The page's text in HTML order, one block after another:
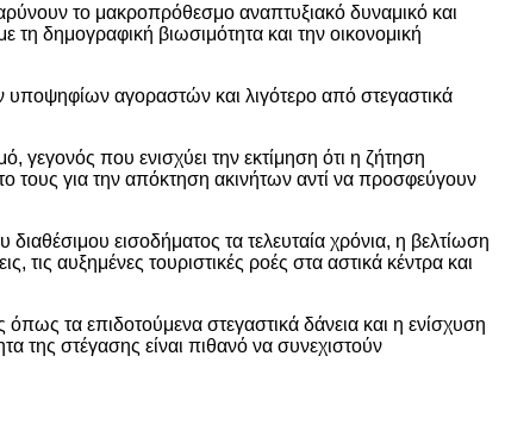
το μακροπρόθεσμο αναπτυξιακό δυναμικό και
δημογραφική βιωσιμότητα και την οικονομική
υποψηφίων αγοραστών και λιγότερο από στεγαστικά
που ενισχύει την εκτίμηση ότι η ζήτηση
τους για την απόκτηση ακινήτων αντί να προσφεύγουν
εισοδήματος τα τελευταία χρόνια, η βελτίωση
αυξημένες τουριστικές ροές στα αστικά κέντρα και
τα επιδοτούμενα στεγαστικά δάνεια και η ενίσχυση
της στέγασης είναι πιθανό να συνεχιστούν